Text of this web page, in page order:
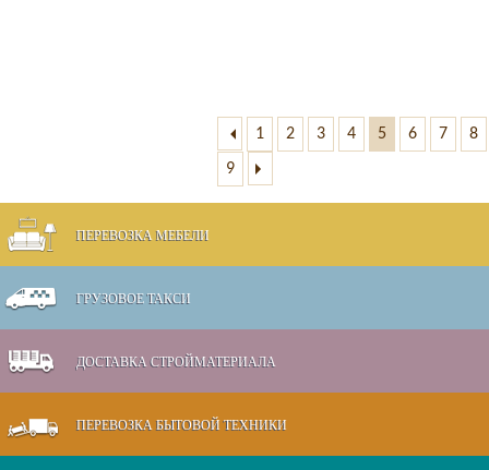
1 2 3 4 5 6 7
8
9
ПЕРЕВОЗКА МЕБЕЛИ
ГРУЗОВОЕ ТАКСИ
ДОСТАВКА СТРОЙМАТЕРИАЛА
ПЕРЕВОЗКА БЫТОВОЙ ТЕХНИКИ